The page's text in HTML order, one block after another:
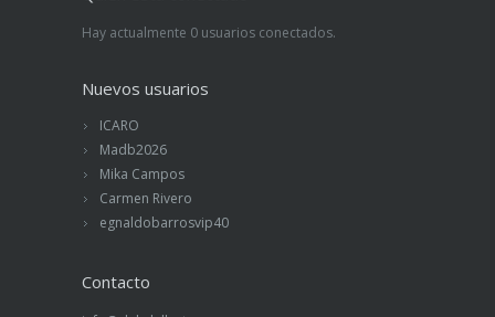
Hay actualmente 0 usuarios conectados.
Nuevos usuarios
ICARO
Madb2026
Mika Campos
Carmen Rivero
egnaldobarrosvip40
Contacto